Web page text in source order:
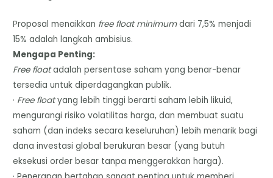
Proposal menaikkan free float minimumdari 7,5% menjadi
15% adalah langkah ambisius.
Mengapa Penting:
Free floatadalah persentase saham yang benar-benar
tersedia untuk diperdagangkan publik.
· Free floatyang lebih tinggi berarti saham lebih likuid,
mengurangi risiko volatilitas harga, dan membuat suatu
saham (dan indeks secara keseluruhan) lebih menarik bagi
dana investasi global berukuran besar (yang butuh
eksekusi order besar tanpa menggerakkan harga).